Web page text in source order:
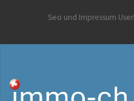
Seo und Impressum